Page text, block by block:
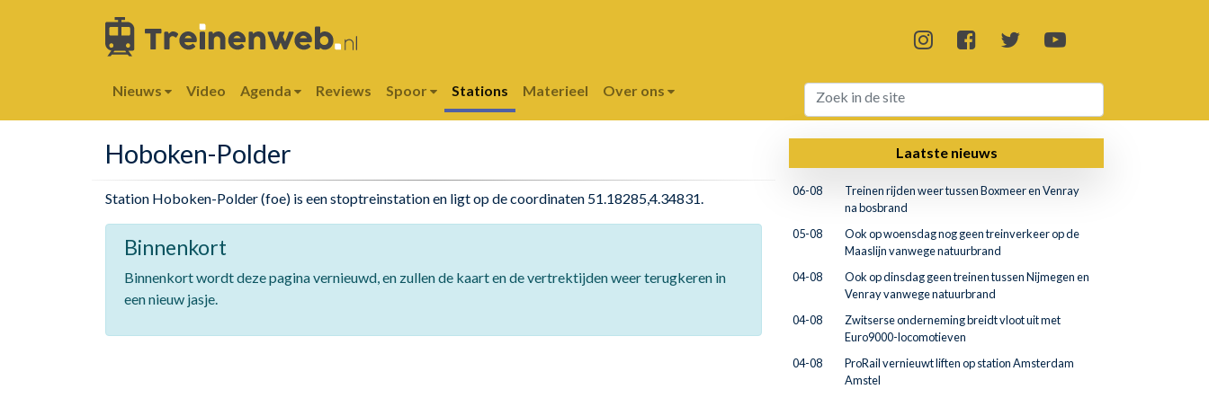
Nieuws Video Agenda Reviews Spoor Stations Materieel Over ons
Hoboken-Polder
Station Hoboken-Polder (foe) is een stoptreinstation en ligt op de coordinaten 51.18285,4.34831.
Binnenkort
Binnenkort wordt deze pagina vernieuwd, en zullen de kaart en de vertrektijden weer terugkeren in
een nieuw jasje.
Laatste nieuws
06-08
Treinen rijden weer tussen Boxmeer en Venray
na bosbrand
05-08
Ook op woensdag nog geen treinverkeer op de
Maaslijn vanwege natuurbrand
04-08
Ook op dinsdag geen treinen tussen Nijmegen en
Venray vanwege natuurbrand
04-08
Zwitserse onderneming breidt vloot uit met
Euro9000-locomotieven
04-08
ProRail vernieuwt liften op station Amsterdam
Amstel